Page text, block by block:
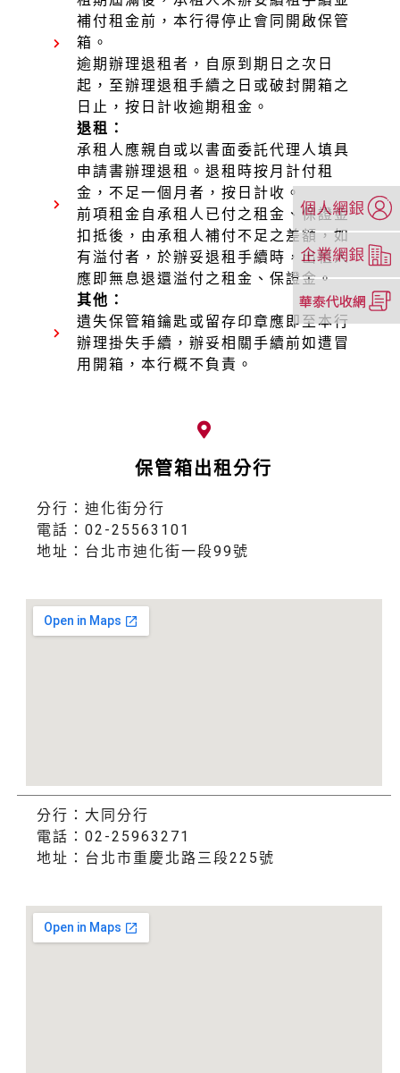
補付租金前，本行得停止會同開啟保管
箱。
逾期辦理退租者，自原到期日之次日
起，至辦理退租手續之日或破封開箱之
日止，按日計收逾期租金。
退租：
承租人應親自或以書面委託代理人填具
申請書辦理退租。退租時按月計付租
金，不足一個月者，按日計收。
前項租金自承租人已付之租金、保證金
扣抵後，由承租人補付不足之差額，如
有溢付者，於辦妥退租手續時，出租人
應即無息退還溢付之租金、保證金。
其他：
遺失保管箱鑰匙或留存印章應即至本行
辦理掛失手續，辦妥相關手續前如遭冒
用開箱，本行概不負責。
保管箱出租分行
分行：迪化街分行
電話：02-25563101
地址：台北市迪化街一段99號
分行：大同分行
電話：02-25963271
地址：台北市重慶北路三段225號
（另
開
新
視
窗）
（另
開
新
視
窗）
（另
開
新
視